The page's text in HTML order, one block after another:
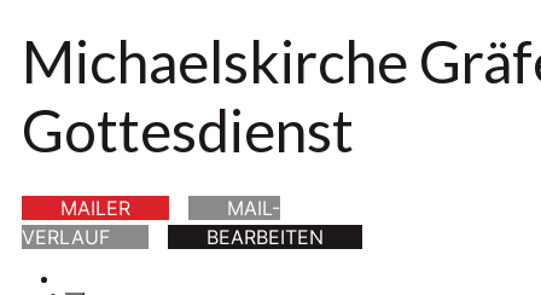
Michaelskirche
Gottesdienst
MAILER
MAIL-
VERLAUF
BEARBEITEN